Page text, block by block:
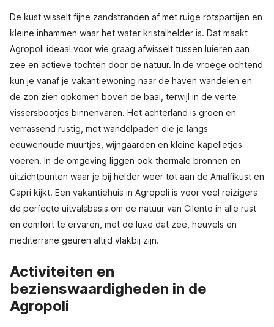
De kust wisselt fijne zandstranden af met ruige rotspartijen en
kleine inhammen waar het water kristalhelder is. Dat maakt
Agropoli ideaal voor wie graag afwisselt tussen luieren aan
zee en actieve tochten door de natuur. In de vroege ochtend
kun je vanaf je vakantiewoning naar de haven wandelen en
de zon zien opkomen boven de baai, terwijl in de verte
vissersbootjes binnenvaren. Het achterland is groen en
verrassend rustig, met wandelpaden die je langs
eeuwenoude muurtjes, wijngaarden en kleine kapelletjes
voeren. In de omgeving liggen ook thermale bronnen en
uitzichtpunten waar je bij helder weer tot aan de Amalfikust en
Capri kijkt. Een vakantiehuis in Agropoli is voor veel reizigers
de perfecte uitvalsbasis om de natuur van Cilento in alle rust
en comfort te ervaren, met de luxe dat zee, heuvels en
mediterrane geuren altijd vlakbij zijn.
Activiteiten en
bezienswaardigheden in de
Agropoli